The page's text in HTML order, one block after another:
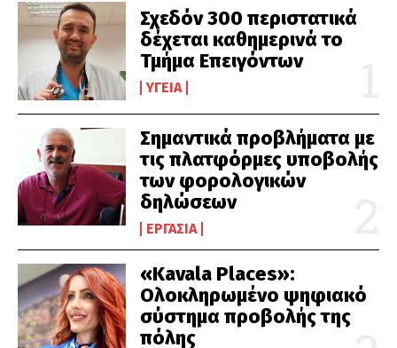
Σχεδόν 300 περιστατικά
δέχεται καθημερινά το
Τμήμα Επειγόντων
ΥΓΕΊΑ
Σημαντικά προβλήματα με
τις πλατφόρμες υποβολής
των φορολογικών
δηλώσεων
ΕΡΓΑΣΊΑ
«Kavala Places»:
Ολοκληρωμένο ψηφιακό
σύστημα προβολής της
πόλης